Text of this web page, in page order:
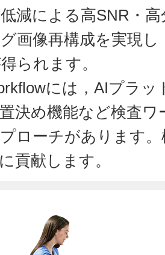
減による高SNR・
画像再構成を実現
られます。
には，AIプラ
決め機能など検査
ローチがあります
貢献します。